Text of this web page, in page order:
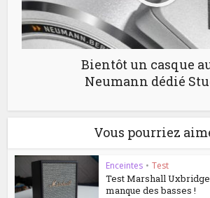
Bientôt un casque
Neumann dédié
Vous pourriez
Enceintes • Test
Test Marshall
manque des basses !